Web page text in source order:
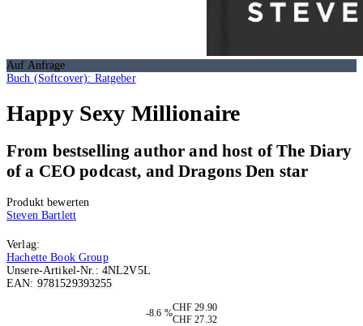
Auf Anfrage
Buch (Softcover): Ratgeber
Happy Sexy Millionaire
From bestselling author and host of The Diary
of a CEO podcast, and Dragons Den star
Produkt bewerten
Steven Bartlett
Verlag:
Hachette Book Group
Unsere-Artikel-Nr.: 4NL2V5L
EAN: 9781529393255
-8.6 %
CHF 29.90
CHF 27.32